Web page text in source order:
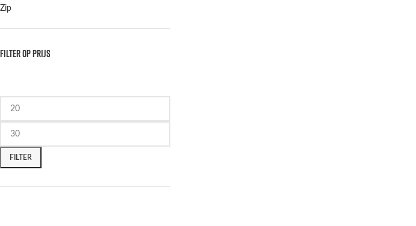
Zip
FILTER OP PRIJS
FILTER